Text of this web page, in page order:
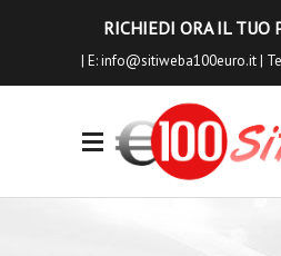
RICHIEDI ORA IL TUO
| E:info@sitiweba100euro.it|